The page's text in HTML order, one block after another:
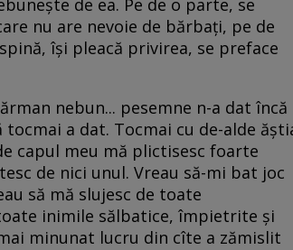
de ea. Pe de o parte, se
nu are nevoie de bărbați, pe de
își pleacă privirea, se preface
nebun... pesemne n-a dat încă
a dat. Tocmai cu de-alde
capul meu mă plictisesc foarte
de nici unul. Vreau să-mi bat joc
să mă slujesc de toate
inimile sălbatice, împietrite și
minunat lucru din cîte a zămislit